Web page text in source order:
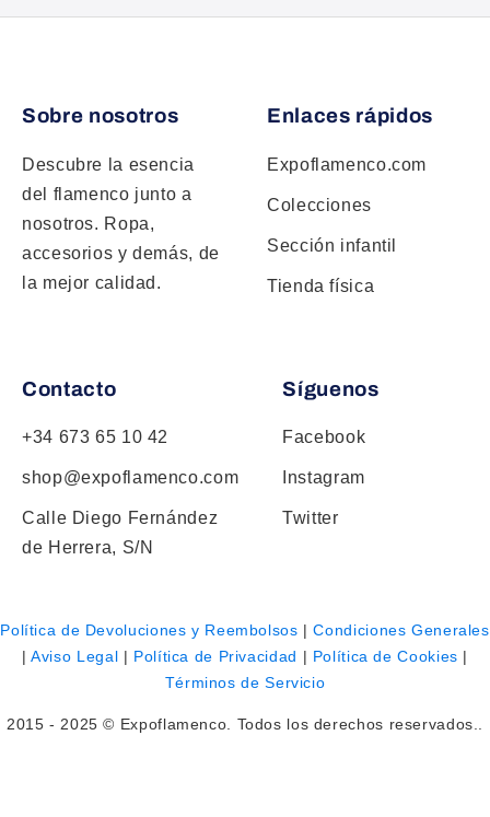
Sobre nosotros
Descubre la esencia
del flamenco junto a
nosotros. Ropa,
accesorios y demás, de
la mejor calidad.
Enlaces rápidos
Expoflamenco.com
Colecciones
Sección infantil
Tienda física
Contacto
+34 673 65 10 42
shop@expoflamenco.com
Calle Diego Fernández
de Herrera, S/N
Síguenos
Facebook
Instagram
Twitter
Política de Devoluciones y Reembolsos |Condiciones Generales
|Aviso Legal | Política de Privacidad | Política de Cookies |
Términos de Servicio
2015 - 2025 © Expoflamenco. Todos los derechos reservados..